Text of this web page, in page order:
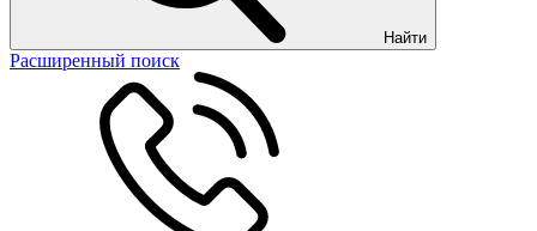
Найти
Расширенный поиск